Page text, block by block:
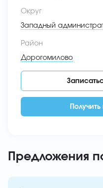
Предложения
Округ
Западный
Район
Дорогомилово